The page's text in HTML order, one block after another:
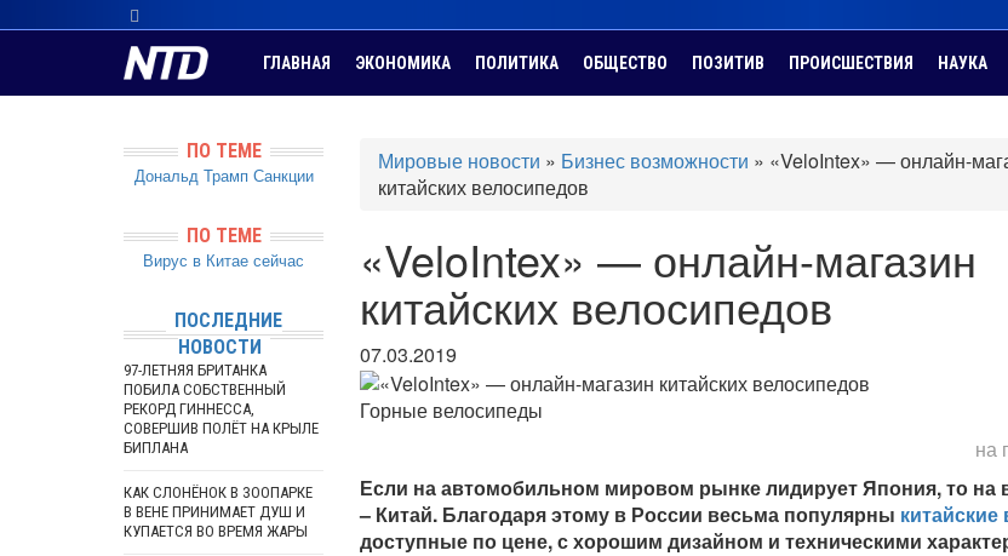
ГЛАВНАЯ ЭКОНОМИКА ПОЛИТИКА ОБЩЕСТВО ПОЗИТИВ ПРОИСШЕСТВИЯ НАУКА
Мировые новости » Бизнес возможности » «VeloIntex» — онлайн-
китайских велосипедов
«VeloIntex» — онлайн-магазин
китайских велосипедов
07.03.2019
Горные велосипеды
на
Если на автомобильном мировом рынке лидирует Япония, то на
– Китай. Благодаря этому в России весьма популярны
доступные по цене, с хорошим дизайном и техническими
ПО ТЕМЕ
Дональд Трамп Санкции
ПО ТЕМЕ
Вирус в Китае сейчас
ПОСЛЕДНИЕ
НОВОСТИ
97-ЛЕТНЯЯ БРИТАНКА
ПОБИЛА СОБСТВЕННЫЙ
РЕКОРД ГИННЕССА,
СОВЕРШИВ ПОЛЁТ НА КРЫЛЕ
БИПЛАНА
КАК СЛОНЁНОК В ЗООПАРКЕ
В ВЕНЕ ПРИНИМАЕТ ДУШ И
КУПАЕТСЯ ВО ВРЕМЯ ЖАРЫ